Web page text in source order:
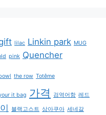
lilac Linkin park MUG
pink Quencher
the row Totême
it bag 가격 검역어항 레드
블랙고스트 상아쿠아 세네갈